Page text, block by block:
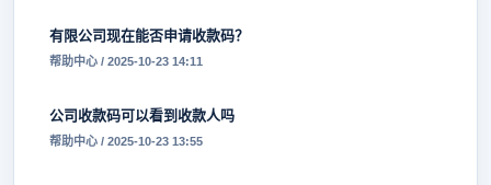
有限公司现在能否申请收款码？
帮助中心 / 2025-10-23 14:11
公司收款码可以看到收款人吗
帮助中心 / 2025-10-23 13:55